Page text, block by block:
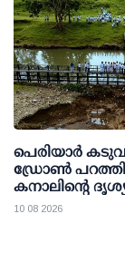
പെരിയാര്‍
ഡ്രോണ്‍ പറത്തി
10 08 2026